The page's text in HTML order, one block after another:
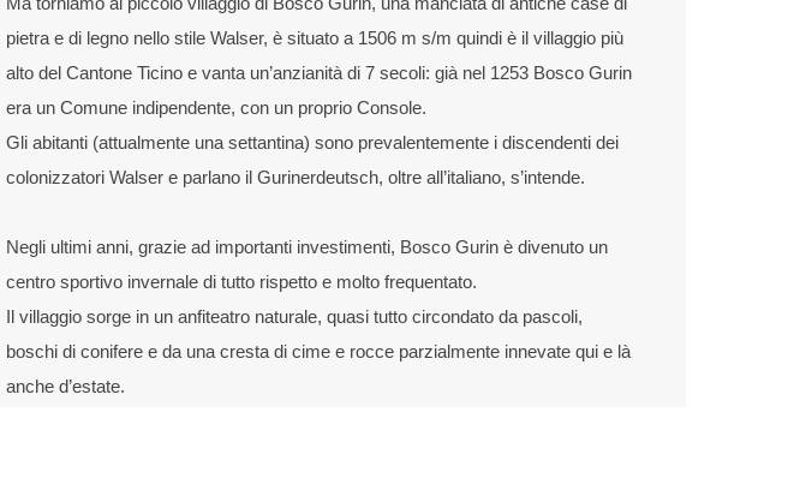
Ma torniamo al piccolo villaggio di Bosco Gurin, una manciata di antiche case di
pietra e di legno nello stile Walser, è situato a 1506 m s/m quindi è il villaggio più
alto del Cantone Ticino e vanta un’anzianità di 7 secoli: già nel 1253 Bosco Gurin
era un Comune indipendente, con un proprio Console.
Gli abitanti (attualmente una settantina) sono prevalentemente i discendenti dei
colonizzatori Walser e parlano il Gurinerdeutsch, oltre all’italiano, s’intende.
Negli ultimi anni, grazie ad importanti investimenti, Bosco Gurin è divenuto un
centro sportivo invernale di tutto rispetto e molto frequentato.
Il villaggio sorge in un anfiteatro naturale, quasi tutto circondato da pascoli,
boschi di conifere e da una cresta di cime e rocce parzialmente innevate qui e là
anche d’estate.